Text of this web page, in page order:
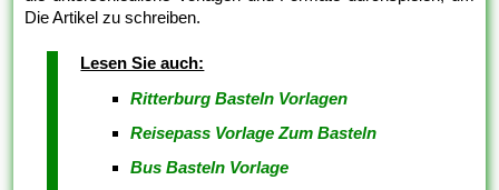
Die Artikel zu schreiben.
Lesen Sie auch:
Ritterburg Basteln Vorlagen
Reisepass Vorlage Zum Basteln
Bus Basteln Vorlage